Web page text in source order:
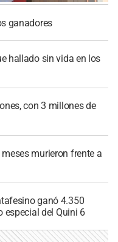
ganadores
hallado sin vida en los
con 3 millones de
murieron frente a
ganó 4.350
especial del Quini 6